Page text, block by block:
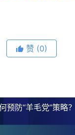
赞 (0)
预防“羊毛党”策略？